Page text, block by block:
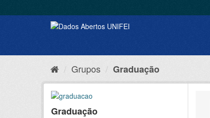
Grupos Graduação
Graduação